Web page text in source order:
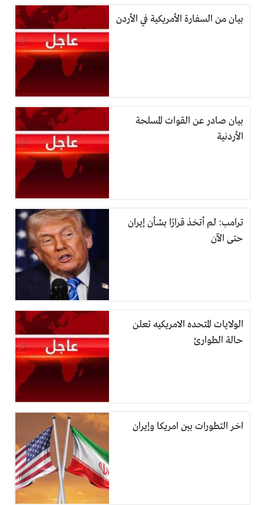
بيان من السفارة الأمريكية في الأردن
بيان صادر عن القوات المسلحة
الأردنية
ترامب: لم أتخذ قرارًا بشأن إيران
حتى الآن
الولايات المتحده الامريكيه تعلن
حالة الطوارئ
اخر التطورات بين امريكا وإيران